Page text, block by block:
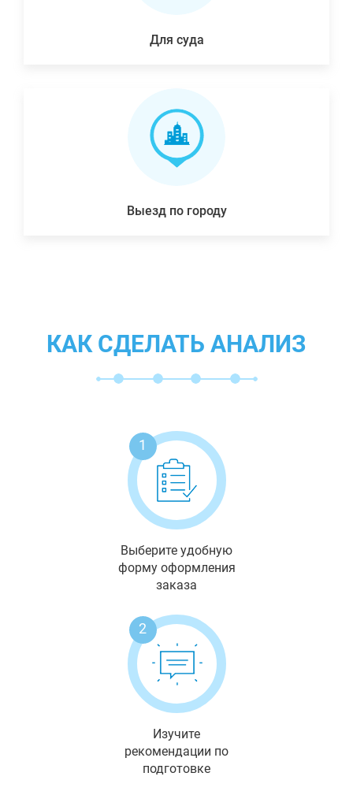
Для суда
Выезд по городу
КАК СДЕЛАТЬ АНАЛИЗ
1
Выберите удобную
форму оформления
заказа
2
Изучите
рекомендации по
подготовке